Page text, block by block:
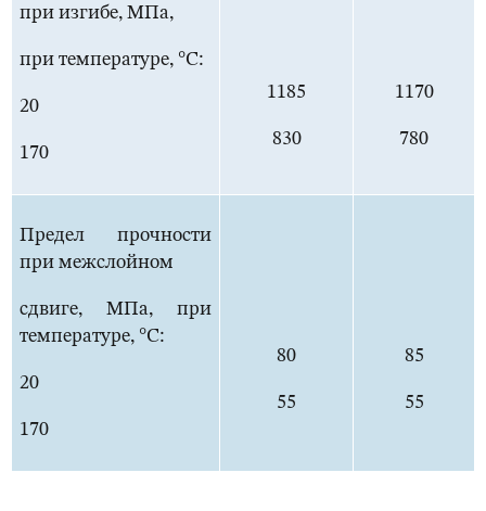
при изгибе, МПа,
при температуре, °С:
20
170
1185
830
1170
780
Предел прочности
при межслойном
сдвиге, МПа, при
температуре, °С:
20
170
80
55
85
55